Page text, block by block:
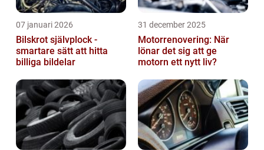
07 januari 2026
Bilskrot självplock -
smartare sätt att hitta
billiga bildelar
31 december 2025
Motorrenovering: När
lönar det sig att ge
motorn ett nytt liv?